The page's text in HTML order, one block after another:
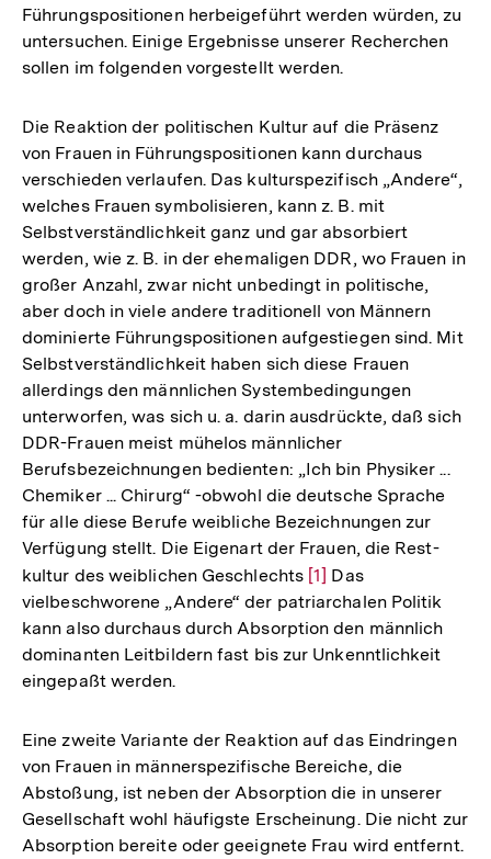
Führungspositionen herbeigeführt werden würden, zu
untersuchen. Einige Ergebnisse unserer Recherchen
sollen im folgenden vorgestellt werden.
Die Reaktion der politischen Kultur auf die Präsenz
von Frauen in Führungspositionen kann durchaus
verschieden verlaufen. Das kulturspezifisch „Andere“,
welches Frauen symbolisieren, kann z. B. mit
Selbstverständlichkeit ganz und gar absorbiert
werden, wie z. B. in der ehemaligen DDR, wo Frauen in
großer Anzahl, zwar nicht unbedingt in politische,
aber doch in viele andere traditionell von Männern
dominierte Führungspositionen aufgestiegen sind. Mit
Selbstverständlichkeit haben sich diese Frauen
allerdings den männlichen Systembedingungen
unterworfen, was sich u. a. darin ausdrückte, daß sich
DDR-Frauen meist mühelos männlicher
Berufsbezeichnungen bedienten: „Ich bin Physiker ...
Chemiker ... Chirurg“ -obwohl die deutsche Sprache
für alle diese Berufe weibliche Bezeichnungen zur
Verfügung stellt. Die Eigenart der Frauen, die Rest-
kultur des weiblichen Geschlechts Zur
Auflösung
der
Fußnote
[1] Das
vielbeschworene „Andere“ der patriarchalen Politik
kann also durchaus durch Absorption den männlich
dominanten Leitbildern fast bis zur Unkenntlichkeit
eingepaßt werden.
Eine zweite Variante der Reaktion auf das Eindringen
von Frauen in männerspezifische Bereiche, die
Abstoßung, ist neben der Absorption die in unserer
Gesellschaft wohl häufigste Erscheinung. Die nicht zur
Absorption bereite oder geeignete Frau wird entfernt.